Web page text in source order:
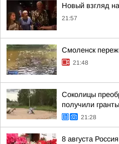
Новый взгляд
21:57
Смоленск
21:48
Соколицы
получили
21:28
8 августа